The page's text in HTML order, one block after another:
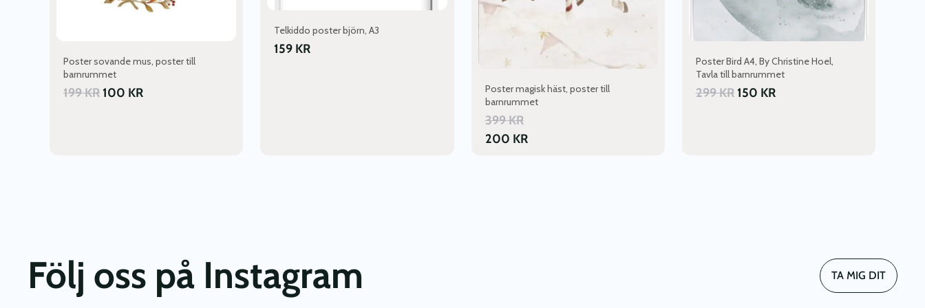
Poster sovande mus, poster till
barnrummet
199KR100 KR
Telkiddo poster björn, A3
159 KR
Poster magisk häst, poster till
barnrummet
399KR
200 KR
produktsidan
Poster Bird A4, By Christine Hoel,
Tavla till barnrummet
299KR150 KR
Följ oss på Instagram TA MIG DIT